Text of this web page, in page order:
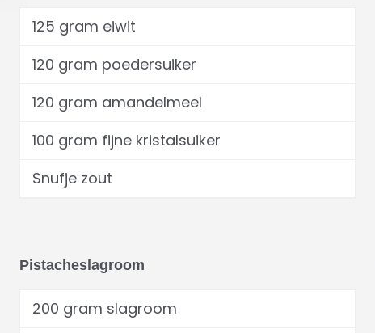
125 gram eiwit
120 gram poedersuiker
120 gram amandelmeel
100 gram fijne kristalsuiker
Snufje zout
Pistacheslagroom
200 gram slagroom